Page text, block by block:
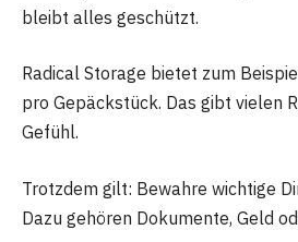
bleibt alles geschützt.
Radical Storage bietet zum
pro Gepäckstück. Das gibt vielen
Gefühl.
Trotzdem gilt: Bewahre wichtige
Dazu gehören Dokumente, Geld